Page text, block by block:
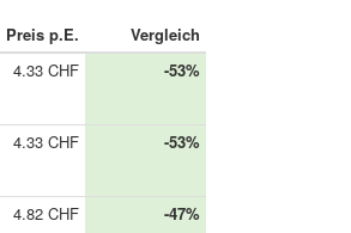
Preis p.E. Vergleich
4.33 CHF -53%
4.33 CHF -53%
4.82 CHF -47%